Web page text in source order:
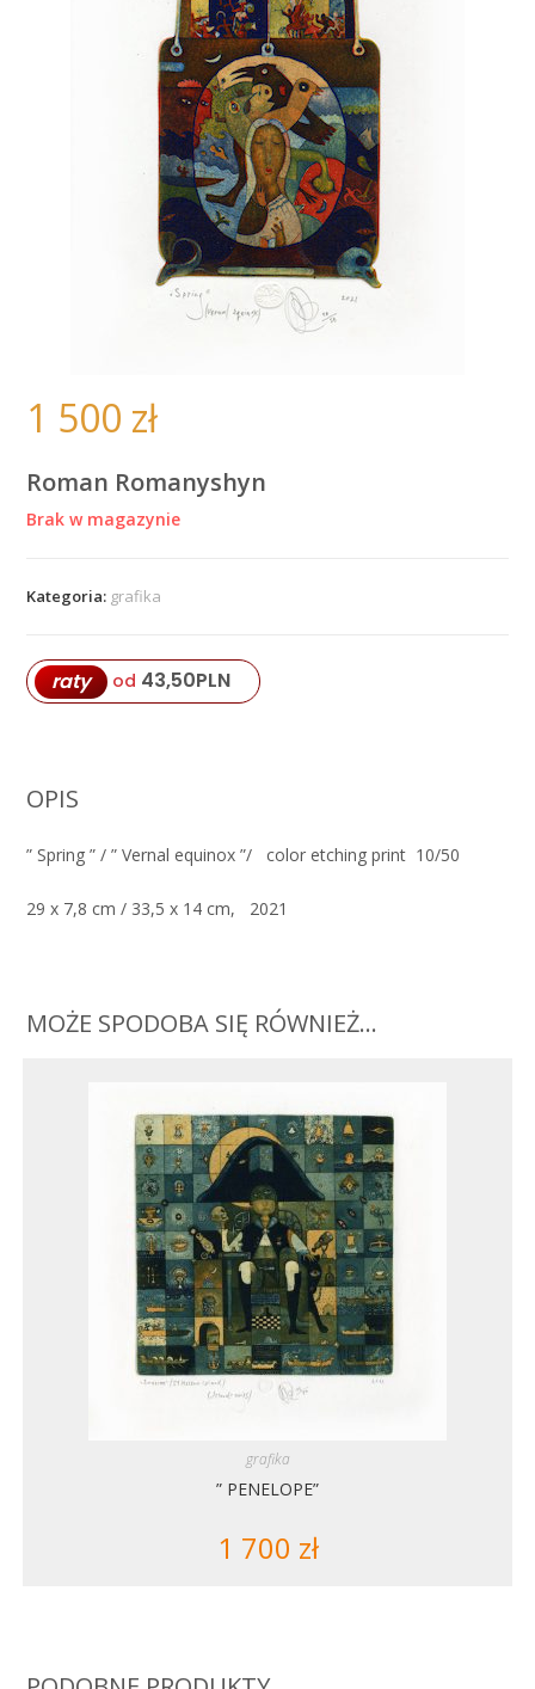
1 500 zł
Roman Romanyshyn
Brak w magazynie
Kategoria: grafika
raty od 43,50PLN
OPIS
” Spring ” / ” Vernal equinox ”/ color etching print 10/50
29 x 7,8 cm / 33,5 x 14 cm, 2021
MOŻE SPODOBA SIĘ RÓWNIEŻ…
grafika
” PENELOPE”
1 700 zł